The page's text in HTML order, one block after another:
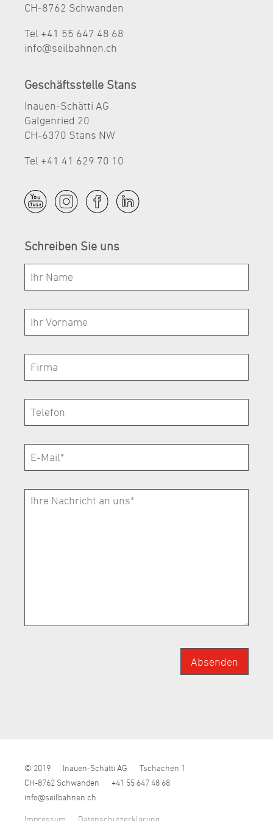
CH-8762 Schwanden
Tel +41 55 647 48 68
nf
s lb hn n ch
Geschäftsstelle Stans
Inauen-Schätti AG
Galgenried 20
CH-6370 Stans NW
Tel +41 41 629 70 10
Schreiben Sie uns
Absenden
© 2019 Inauen-Schätti AG
Tschachen 1
CH-8762 Schwanden
+41 55 647 48 68
nf
s lb hn n ch
Impressum Datenschutzerklärung